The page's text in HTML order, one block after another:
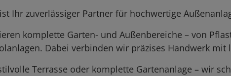
Ihr zuverlässiger Partner für hochwertige
komplette Garten- und Außenbereiche – von
Dabei verbinden wir präzises Handwerk
Terrasse oder komplette Gartenanlage – wir